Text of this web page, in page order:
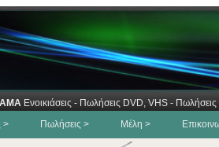
Ενοικιάσεις - Πωλήσεις DVD, VHS -
> Πωλήσεις > Μέλη >